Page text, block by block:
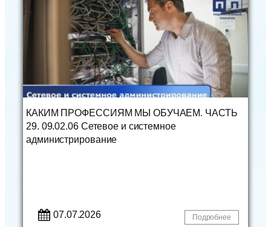
КАКИМ ПРОФЕССИЯМ МЫ ОБУЧАЕМ. ЧАСТЬ
29. 09.02.06 Сетевое и системное
администрирование
07.07.2026 Подробнее